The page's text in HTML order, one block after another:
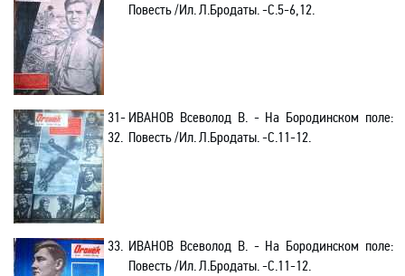
Повесть /Ил. Л.Бродаты. -С.5-6,12.
31-
32.
ИВАНОВ Всеволод В. - На Бородинском поле:
Повесть /Ил. Л.Бродаты. -С.11-12.
33. ИВАНОВ Всеволод В. - На Бородинском поле:
Повесть /Ил. Л.Бродаты. -С.11-12.